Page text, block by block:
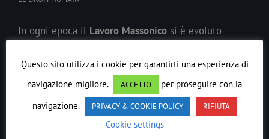
In ogni epoca il Lavoro Massonico si è evoluto
Ordine Massonico Misto Internazionale di Rito
Scozzese Antico ed Accettato LE DROIT HUMAINè
sorto anticipando le parità civili della donna e
l’internazionalismo umanistico.
Questo sito utilizza i cookie per garantirti una esperienza di
navigazione migliore.
ACCETTO
per proseguire con la
navigazione.
PRIVACY & COOKIE POLICY RIFIUTA
Cookie settings